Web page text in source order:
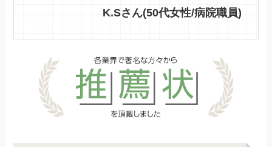
K.Sさん(50代女性/病院職員)